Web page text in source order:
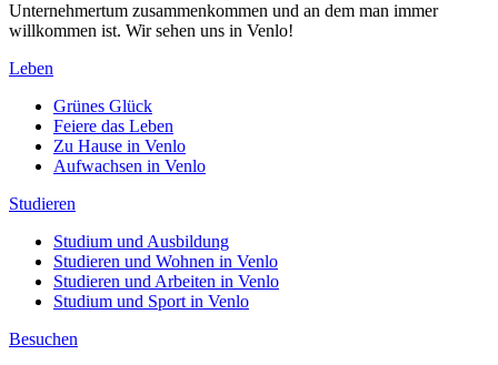
Unternehmertum zusammenkommen und an dem man immer
willkommen ist. Wir sehen uns in Venlo!
Leben
Grünes Glück
Feiere das Leben
Zu Hause in Venlo
Aufwachsen in Venlo
Studieren
Studium und Ausbildung
Studieren und Wohnen in Venlo
Studieren und Arbeiten in Venlo
Studium und Sport in Venlo
Besuchen